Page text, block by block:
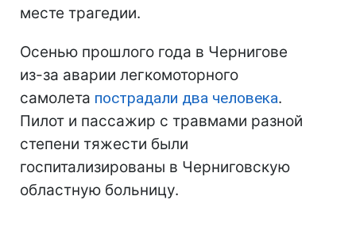
месте трагедии.
Осенью прошлого года в Чернигове
из-за аварии легкомоторного
самолета пострадали два человека.
Пилот и пассажир с травмами разной
степени тяжести были
госпитализированы в Черниговскую
областную больницу.